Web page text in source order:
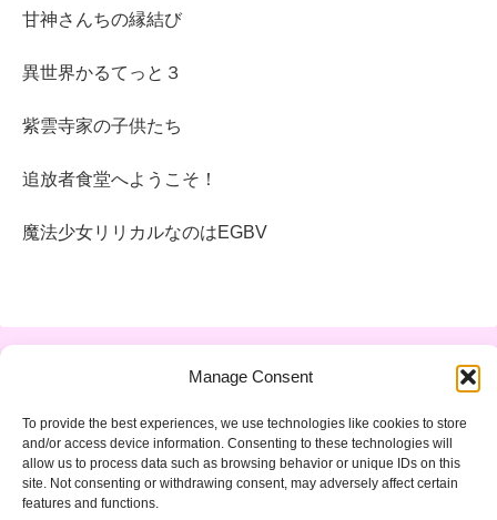
Manage Consent
To provide the best experiences, we use technologies like cookies to store
and/or access device information. Consenting to these technologies will
allow us to process data such as browsing behavior or unique IDs on this
site. Not consenting or withdrawing consent, may adversely affect certain
features and functions.
甘神さんちの縁結び
異世界かるてっと３
紫雲寺家の子供たち
追放者食堂へようこそ！
魔法少女リリカルなのはEGBV
サイトマップ
お問い合わせ
Cookie Policy (EU)